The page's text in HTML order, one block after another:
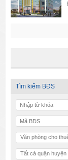
Tìm kiếm BĐS
Văn phòng cho
Tất cả quận huyện